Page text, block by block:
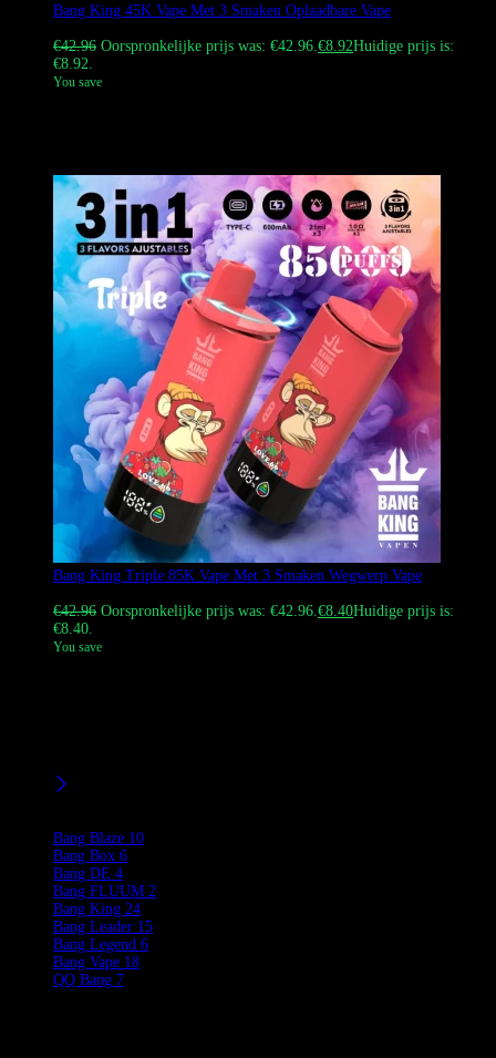
Bang King 45K Vape Met 3 Smaken Oplaadbare Vape
€42.96 Oorspronkelijke prijs was: €42.96.€8.92Huidige prijs is:
€8.92.
You save
Bang King Triple 85K Vape Met 3 Smaken Wegwerp Vape
€42.96 Oorspronkelijke prijs was: €42.96.€8.40Huidige prijs is:
€8.40.
You save
Bang Blaze 10
Bang Box 6
Bang DE 4
Bang FLUUM 2
Bang King 24
Bang Leader 15
Bang Legend 6
Bang Vape 18
QQ Bang 7